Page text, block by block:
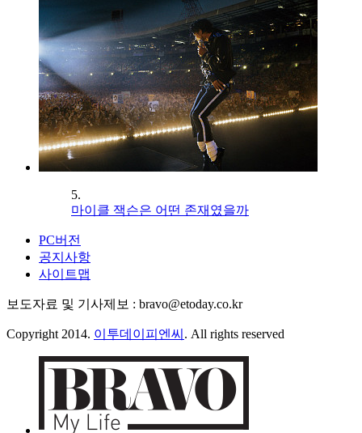
5.
마이클 잭슨은 어떤 존재였을까
PC버전
공지사항
사이트맵
보도자료 및 기사제보 : bravo@etoday.co.kr
Copyright 2014. 이투데이피엔씨 . All rights reserved